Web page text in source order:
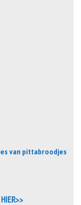
van pittabroodjes